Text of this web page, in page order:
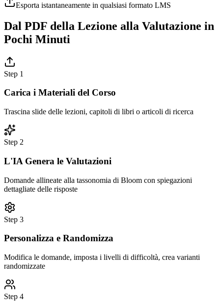
Esporta istantaneamente in qualsiasi formato LMS
Dal PDF della Lezione alla Valutazione in
Pochi Minuti
Step 1
Carica i Materiali del Corso
Trascina slide delle lezioni, capitoli di libri o articoli di ricerca
Step 2
L'IA Genera le Valutazioni
Domande allineate alla tassonomia di Bloom con spiegazioni
dettagliate delle risposte
Step 3
Personalizza e Randomizza
Modifica le domande, imposta i livelli di difficoltà, crea varianti
randomizzate
Step 4